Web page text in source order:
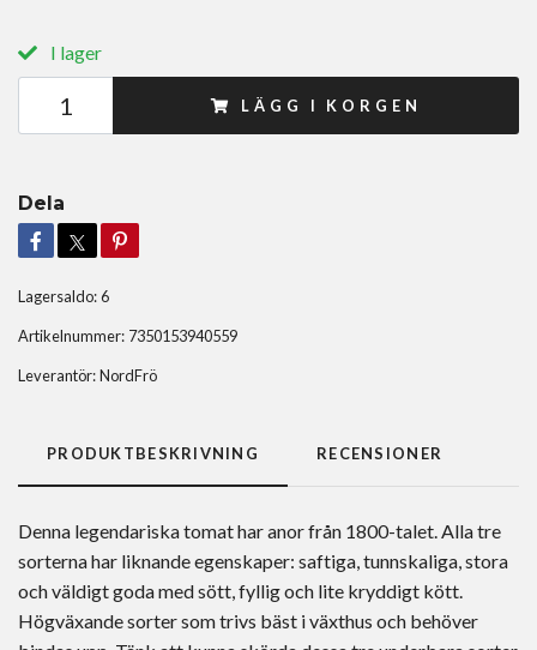
I lager
LÄGG I KORGEN
Dela
Lagersaldo:6
Artikelnummer: 7350153940559
Leverantör:NordFrö
PRODUKTBESKRIVNING RECENSIONER
Denna legendariska tomat har anor från 1800-talet. Alla tre
sorterna har liknande egenskaper: saftiga, tunnskaliga, stora
och väldigt goda med sött, fyllig och lite kryddigt kött.
Högväxande sorter som trivs bäst i växthus och behöver